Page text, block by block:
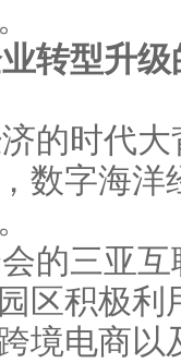
转型升级
的时代
数字海洋
的三亚
区积极利
境电商以